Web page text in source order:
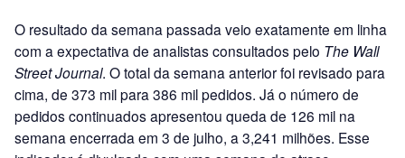
O resultado da semana passada veio exatamente em linha
com a expectativa de analistas consultados pelo The Wall
Street Journal. O total da semana anterior foi revisado para
cima, de 373 mil para 386 mil pedidos. Já o número de
pedidos continuados apresentou queda de 126 mil na
semana encerrada em 3 de julho, a 3,241 milhões. Esse